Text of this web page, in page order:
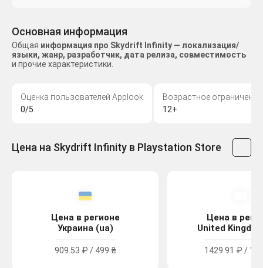
Основная информация
Общая информация про Skydrift Infinity — локализация/
языки, жанр, разработчик, дата релиза, совместимость
и прочие характеристики.
Оценка пользователей Applook
0/5
Возрастное ограничение
12+
Цена на Skydrift Infinity в Playstation Store
Цена в регионе
Украина (ua)
909.53 ₽ / 499 ₴
Цена в
United
1429.91 ₽ /